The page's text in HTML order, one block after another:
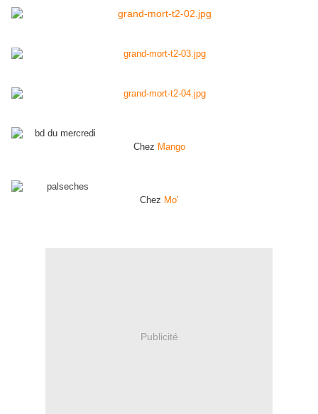
Chez Mango
Chez Mo'
Publicité